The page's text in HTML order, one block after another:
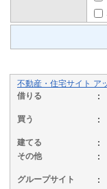
不動産・住宅サイト ア
借りる
買う
建てる
その他
グループサイト